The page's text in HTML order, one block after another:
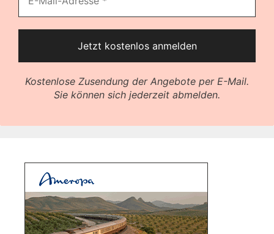
Kostenlose Zusendung der Angebote per E-Mail.
Sie können sich jederzeit abmelden.